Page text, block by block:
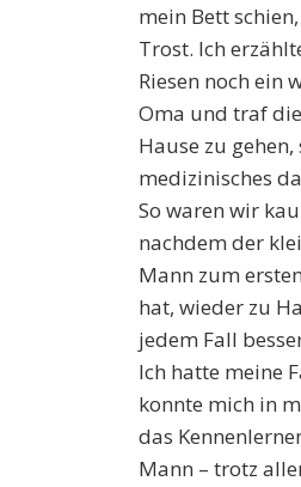
mein Bett
Trost. Ich
Riesen noch ein
Oma und traf
Hause zu
medizinisches
So waren wir
nachdemder
Mann zumersten
hat, wieder zu
jedem Fall
Ich hatte meine
konnte mich in
das
Mann – trotz